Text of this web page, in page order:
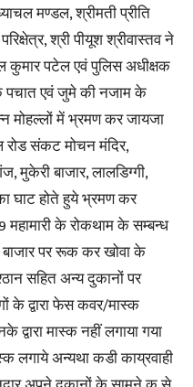
मण्डल, श्रीमती प्रीति
श्री पीयूश श्रीवास्तव ने
कुमार पटेल एवं पुलिस अधीक्षक
पचात एवं जुमे की नजाम के
मोहल्लों में भ्रमण कर जायजा
रोड संकट मोचन मंदिर,
मुकेरी बाजार, लालडिग्गी,
घाट होते हुये भ्रमण कर
महामारी के रोकथाम के सम्बन्ध
बाजार पर रूक कर खोवा के
सहित अन्य दुकानों पर
के द्वारा फेस कवर/मास्क
मास्क नहीं लगाया गया
लगाये अन्यथा कडी काय्रवाही